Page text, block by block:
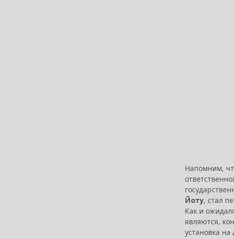
Напомним,
Йоту, стал
Как и
являются,
установка на